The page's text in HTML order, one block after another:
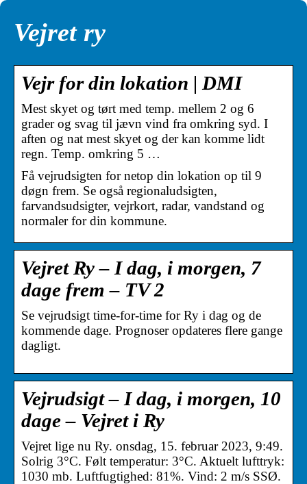
Vejret ry
Vejr for din lokation | DMI
Mest skyet og tørt med temp. mellem 2 og 6
grader og svag til jævn vind fra omkring syd. I
aften og nat mest skyet og der kan komme lidt
regn. Temp. omkring 5 …
Få vejrudsigten for netop din lokation op til 9
døgn frem. Se også regionaludsigten,
farvandsudsigter, vejrkort, radar, vandstand og
normaler for din kommune.
Vejret Ry – I dag, i morgen, 7
dage frem – TV 2
Se vejrudsigt time-for-time for Ry i dag og de
kommende dage. Prognoser opdateres flere gange
dagligt.
Vejrudsigt – I dag, i morgen, 10
dage – Vejret i Ry
Vejret lige nu Ry. onsdag, 15. februar 2023, 9:49.
Solrig 3°C. Følt temperatur: 3°C. Aktuelt lufttryk:
1030 mb. Luftfugtighed: 81%. Vind: 2 m/s SSØ.